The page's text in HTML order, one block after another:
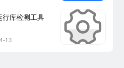
行库检测工具
13